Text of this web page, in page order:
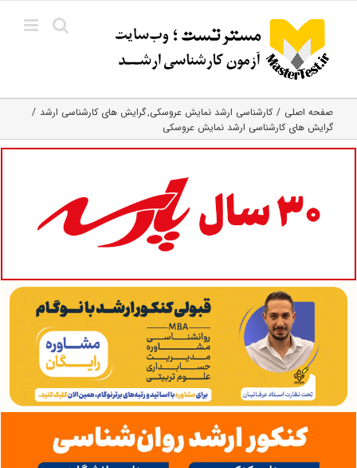
content
صفحه اصلی کارشناسی ارشد نمایش عروسکی گرایش های کارشناسی ارشد
گرایش های کارشناسی ارشد نمایش عروسکی